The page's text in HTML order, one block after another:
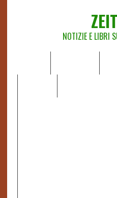
NOTIZIE E LIBRI